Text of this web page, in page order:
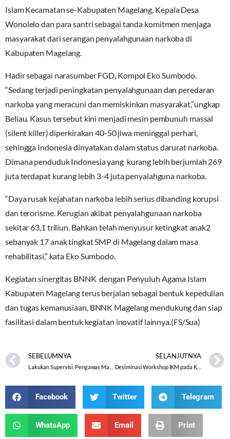
Islam Kecamatan se-Kabupaten Magelang, Kepala Desa
Wonolelo dan para santri sebagai tanda komitmen menjaga
masyarakat dari serangan penyalahgunaan narkoba di
Kabupaten Magelang.
Hadir sebagai narasumber FGD, Kompol Eko Sumbodo.
“Sedang terjadi peningkatan penyalahgunaan dan peredaran
narkoba yang meracuni dan memiskinkan masyarakat,”ungkap
Beliau. Kasus tersebut kini menjadi mesin pembunuh massal
(silent killer) diperkirakan 40-50 jiwa meninggal perhari,
sehingga Indonesia dinyatakan dalam status darurat narkoba.
Dimana penduduk Indonesia yang kurang lebih berjumlah 269
juta terdapat kurang lebih 3-4 juta penyalahguna narkoba.
“Daya rusak kejahatan narkoba lebih serius dibanding korupsi
dan terorisme. Kerugian akibat penyalahgunaan narkoba
sekitar 63,1 triliun. Bahkan telah menyusur ketingkat anak2
sebanyak 17 anak tingkat SMP di Magelang dalam masa
rehabilitasi,” kata Eko Sumbodo.
Kegiatan sinergitas BNNK dengan Penyuluh Agama Islam
Kabupaten Magelang terus berjalan sebagai bentuk kepedulian
dan tugas kemanusiaan, BNNK Magelang mendukung dan siap
fasilitasi dalam bentuk kegiatan inovatif lainnya.(FS/Sua)
SEBELUMNYA SELANJUTNYA
Desiminasi Workshop IKM pada KKG PAI Kecamatan Pedurungan
Facebook Twitter Telegram
WhatsApp Email Print